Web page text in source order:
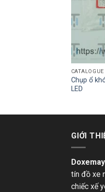
CATALOGUE
Chụp ổ
LED
GIỚI
tín đồ xe
chiếc xế